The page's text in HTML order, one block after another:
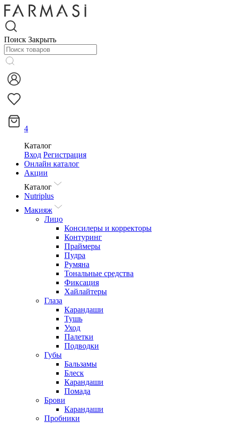
Поиск Закрыть
4
Каталог
Вход Регистрация
Онлайн каталог
Акции
Каталог
Nutriplus
Макияж
Лицо
Консилеры и корректоры
Контуринг
Праймеры
Пудра
Румяна
Тональные средства
Фиксация
Хайлайтеры
Глаза
Карандаши
Тушь
Уход
Палетки
Подводки
Губы
Бальзамы
Блеск
Карандаши
Помада
Брови
Карандаши
Пробники